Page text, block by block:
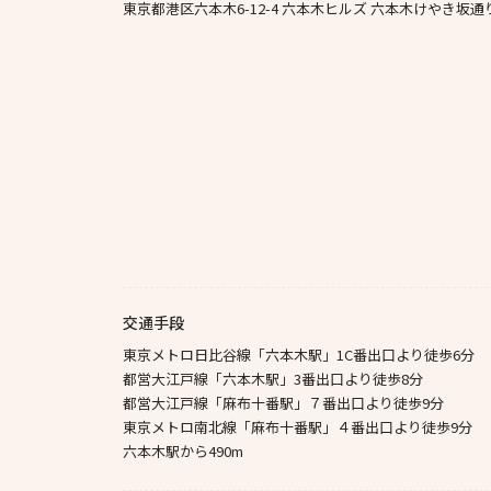
東京都港区六本木6-12-4 六本木ヒルズ 六本木けやき坂通
交通手段
東京メトロ日比谷線「六本木駅」1C番出口より徒歩6分
都営大江戸線「六本木駅」3番出口より徒歩8分
都営大江戸線「麻布十番駅」７番出口より徒歩9分
東京メトロ南北線「麻布十番駅」４番出口より徒歩9分
六本木駅から490m